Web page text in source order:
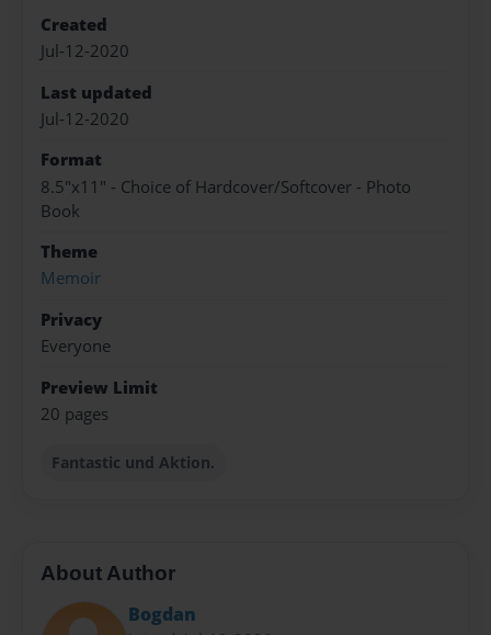
Created
Jul-12-2020
Last updated
Jul-12-2020
Format
8.5"x11" - Choice of Hardcover/Softcover - Photo
Book
Theme
Memoir
Privacy
Everyone
Preview Limit
20 pages
Fantastic und Aktion.
About Author
Bogdan